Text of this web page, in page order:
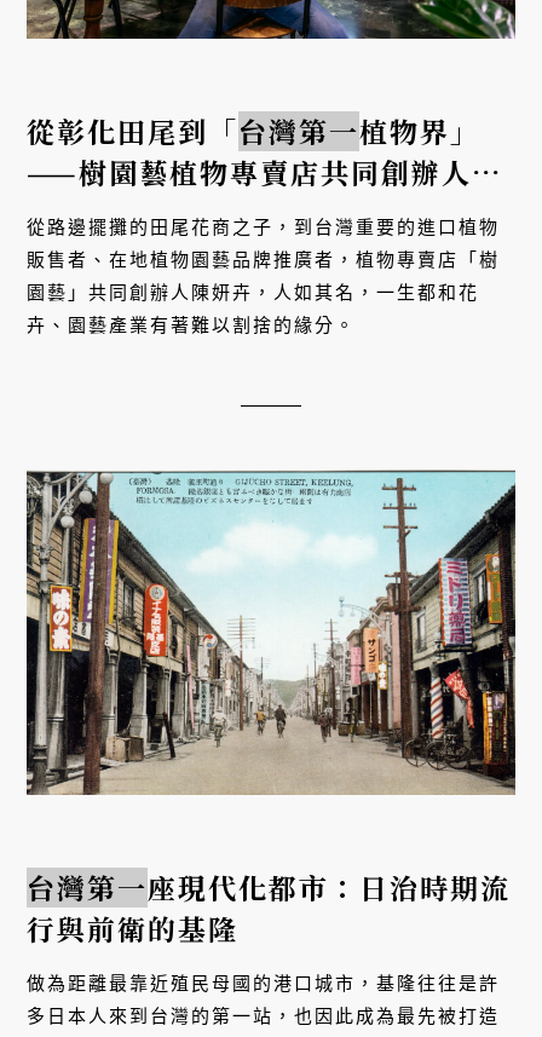
從彰化田尾到「台灣第一植物界」
——樹園藝植物專賣店共同創辦人陳
妍卉
從路邊擺攤的田尾花商之子，到台灣重要的進口植物
販售者、在地植物園藝品牌推廣者，植物專賣店「樹
園藝」共同創辦人陳妍卉，人如其名，一生都和花
卉、園藝產業有著難以割捨的緣分。
台灣第一座現代化都市：日治時期流
行與前衛的基隆
做為距離最靠近殖民母國的港口城市，基隆往往是許
多日本人來到台灣的第一站，也因此成為最先被打造